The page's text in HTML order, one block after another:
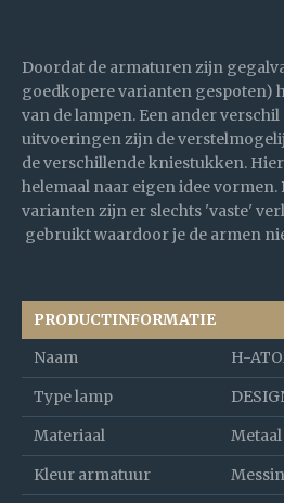
Doordat de armaturen zijn
goedkopere varianten gespoten)
van de lampen. Een ander
uitvoeringen zijn de
de verschillende kniestukken.
helemaal naar eigen idee
varianten zijn er slechts 'vaste'
gebruikt waardoor je de armen
PRODUCTINFORMATIE
Naam
H-
Type lamp
Materiaal
Kleur armatuur